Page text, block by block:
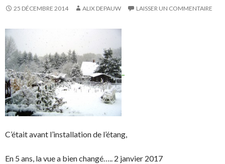
25 DÉCEMBRE 2014 ALIX DEPAUW LAISSER UN COMMENTAIRE
C’était avant l’installation de l’étang,
En 5 ans, la vue a bien changé….. 2 janvier 2017